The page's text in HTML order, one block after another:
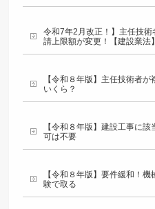
令和7年2月改正！】主任技
請上限額が変更！【建設業法】
【令和８年版】主任技術者
いくら？
【令和８年版】建設工事に
可は不要
【令和８年版】要件緩和！
験で取る